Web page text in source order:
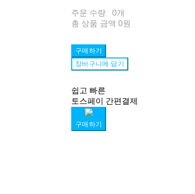
주문 수량
0개
총 상품 금액 0원
구매하기
장바구니에 담기
쉽고 빠른
토스페이 간편결제
구매하기